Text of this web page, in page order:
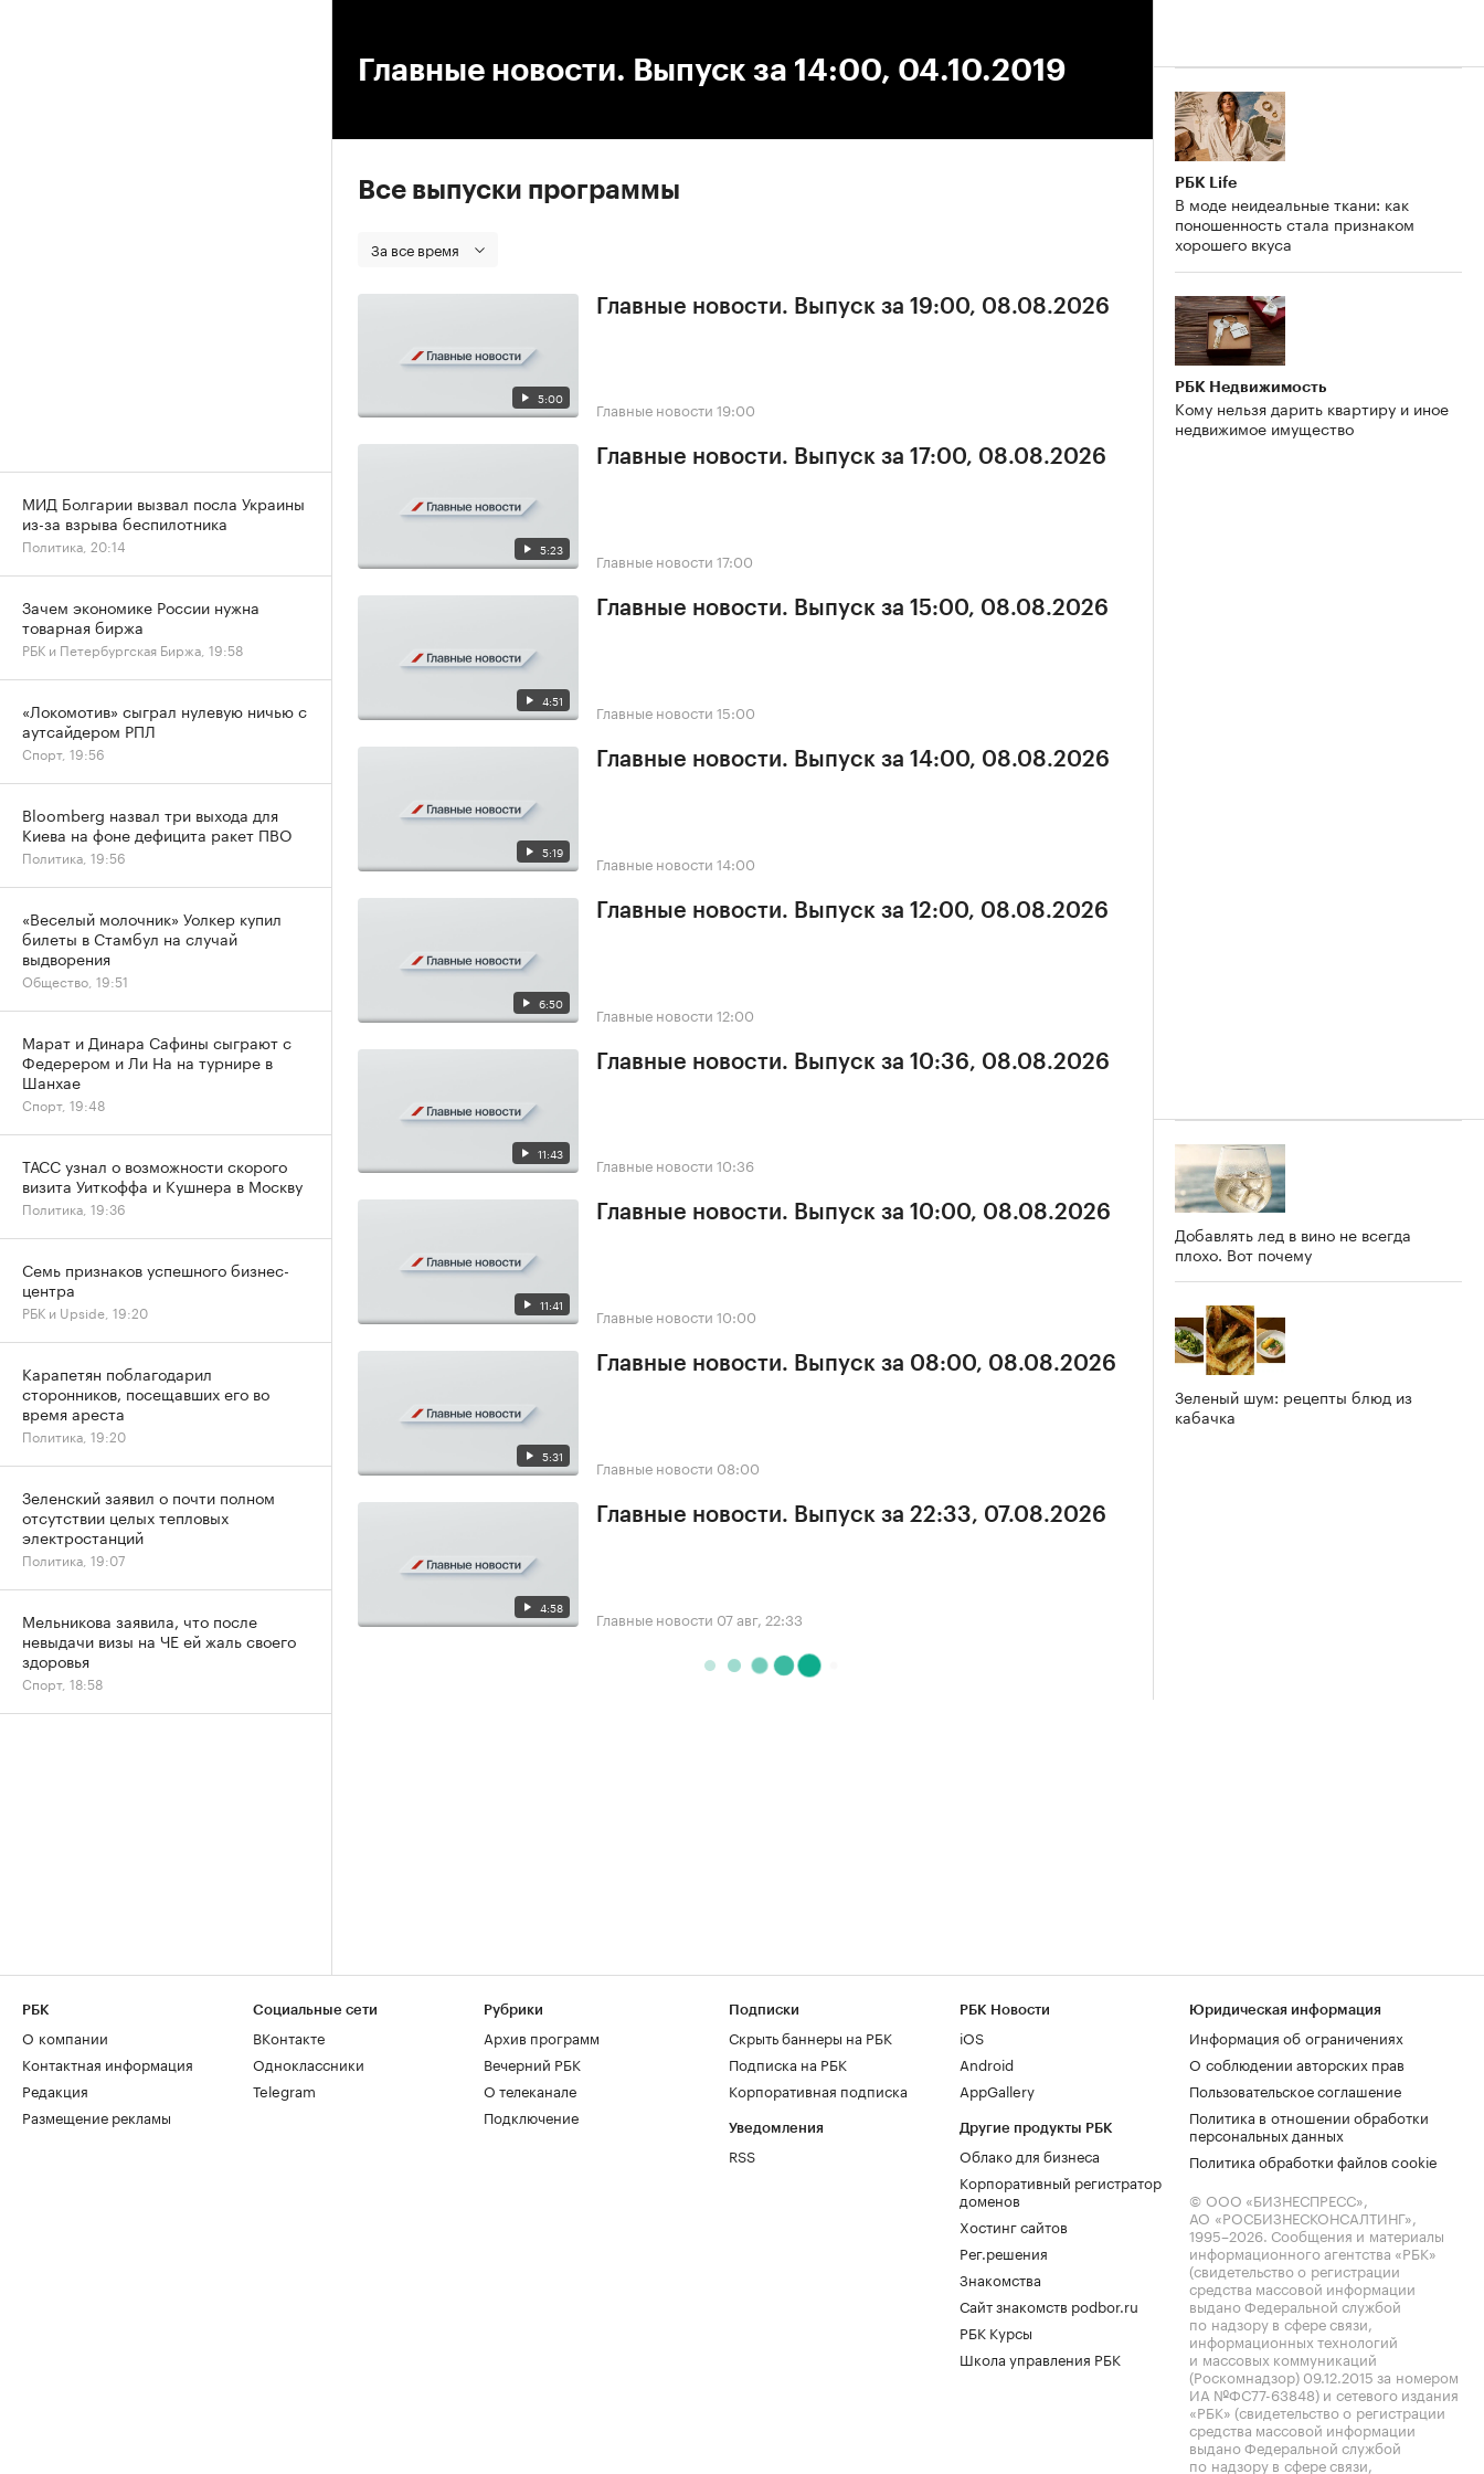
Главные новости. Выпуск за 14:00, 04.10.2019
Все выпуски программы
За все время
5:00
Главные новости. Выпуск за 19:00, 08.08.2026
Главные новости 19:00
5:23
Главные новости. Выпуск за 17:00, 08.08.2026
Главные новости 17:00
4:51
Главные новости. Выпуск за 15:00, 08.08.2026
Главные новости 15:00
5:19
Главные новости. Выпуск за 14:00, 08.08.2026
Главные новости 14:00
6:50
Главные новости. Выпуск за 12:00, 08.08.2026
Главные новости 12:00
11:43
Главные новости. Выпуск за 10:36, 08.08.2026
Главные новости 10:36
11:41
Главные новости. Выпуск за 10:00, 08.08.2026
Главные новости 10:00
5:31
Главные новости. Выпуск за 08:00, 08.08.2026
Главные новости 08:00
4:58
Главные новости. Выпуск за 22:33, 07.08.2026
Главные новости 07 авг, 22:33
РБК Life
В моде неидеальные ткани: как
поношенность стала признаком
хорошего вкуса
РБК Недвижимость
Кому нельзя дарить квартиру и иное
недвижимое имущество
Добавлять лед в вино не всегда
плохо. Вот почему
Зеленый шум: рецепты блюд из
кабачка
МИД Болгарии вызвал посла Украины
из-за взрыва беспилотника
Политика, 20:14
Зачем экономике России нужна
товарная биржа
РБК и Петербургская Биржа, 19:58
«Локомотив» сыграл нулевую ничью с
аутсайдером РПЛ
Спорт, 19:56
Bloomberg назвал три выхода для
Киева на фоне дефицита ракет ПВО
Политика, 19:56
«Веселый молочник» Уолкер купил
билеты в Стамбул на случай
выдворения
Общество, 19:51
Марат и Динара Сафины сыграют с
Федерером и Ли На на турнире в
Шанхае
Спорт, 19:48
ТАСС узнал о возможности скорого
визита Уиткоффа и Кушнера в Москву
Политика, 19:36
Семь признаков успешного бизнес-
центра
РБК и Upside, 19:20
Карапетян поблагодарил
сторонников, посещавших его во
время ареста
Политика, 19:20
Зеленский заявил о почти полном
отсутствии целых тепловых
электростанций
Политика, 19:07
Мельникова заявила, что после
невыдачи визы на ЧЕ ей жаль своего
здоровья
Спорт, 18:58
РБК
О компании
Контактная информация
Редакция
Размещение рекламы
Социальные сети
ВКонтакте
Одноклассники
Telegram
Рубрики
Архив программ
Вечерний РБК
О телеканале
Подключение
Подписки
Скрыть баннеры на РБК
Подписка на РБК
Корпоративная подписка
Уведомления
RSS
РБК Новости
iOS
Android
AppGallery
Другие продукты РБК
Облако для бизнеса
Корпоративный регистратор
доменов
Хостинг сайтов
Рег.решения
Знакомства
Сайт знакомств podbor.ru
РБК Курсы
Школа управления РБК
Юридическая информация
Информация об ограничениях
О соблюдении авторских прав
Пользовательское соглашение
Политика в отношении обработки
персональных данных
Политика обработки файлов cookie
© ООО «БИЗНЕСПРЕСС»,
АО «РОСБИЗНЕСКОНСАЛТИНГ»,
1995–2026. Сообщения и материалы
информационного агентства «РБК»
(свидетельство о регистрации
средства массовой информации
выдано Федеральной службой
по надзору в сфере связи,
информационных технологий
и массовых коммуникаций
(Роскомнадзор) 09.12.2015 за номером
ИА №ФС77-63848) и сетевого издания
«РБК» (свидетельство о регистрации
средства массовой информации
выдано Федеральной службой
по надзору в сфере связи,